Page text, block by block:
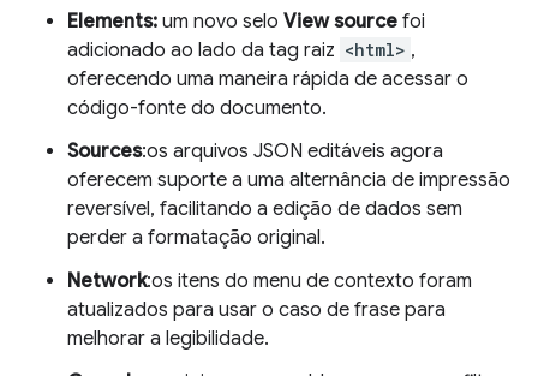
Elements: um novo selo View source foi
adicionado ao lado da tag raiz <html> ,
oferecendo uma maneira rápida de acessar o
código-fonte do documento.
Sources:os arquivos JSON editáveis agora
oferecem suporte a uma alternância de impressão
reversível, facilitando a edição de dados sem
perder a formatação original.
Network:os itens do menu de contexto foram
atualizados para usar o caso de frase para
melhorar a legibilidade.